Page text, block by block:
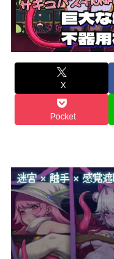
X
Pocket